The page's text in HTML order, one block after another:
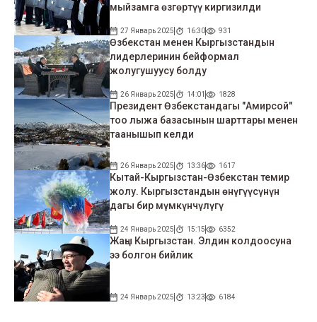
мыйзамга өзгөртүү киргизилди
27 Январь 2025 16:30 931
Өзбекстан менен Кыргызстандын
лидерлеринин бейформал
жолугушуусу болду
26 Январь 2025 14:01 1828
Президент Өзбекстандагы "Амирсой"
тоо лыжа базасынын шарттары менен
таанышып келди
26 Январь 2025 13:36 1617
Кытай-Кыргызстан-Өзбекстан темир
жолу. Кыргызстандын өнүгүүсүнүн
дагы бир мүмкүнчүлүгү
24 Январь 2025 15:15 6352
Жаңы Кыргызстан. Элдин колдоосуна
ээ болгон бийлик
24 Январь 2025 13:23 6184